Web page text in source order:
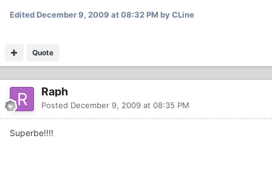
EditedDecember 9, 2009 at 08:32 PM by CLine
Quote
Raph
Posted December 9, 2009 at 08:35 PM
Superbe!!!!